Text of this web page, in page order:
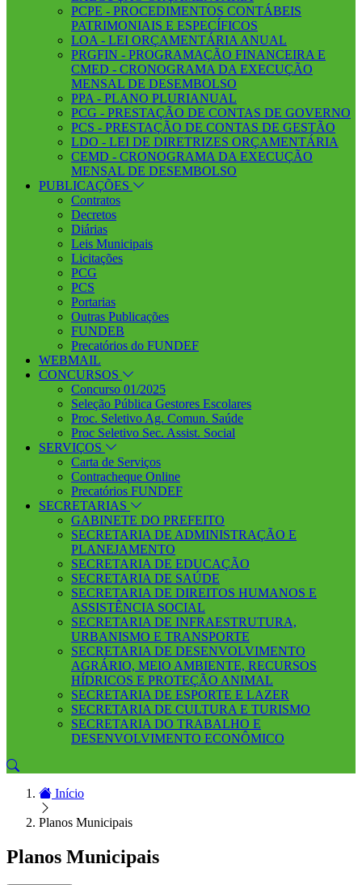
PCPE - PROCEDIMENTOS CONTÁBEIS
PATRIMONIAIS E ESPECÍFICOS
LOA - LEI ORÇAMENTÁRIA ANUAL
PRGFIN - PROGRAMAÇÃO FINANCEIRA E
CMED - CRONOGRAMA DA EXECUÇÃO
MENSAL DE DESEMBOLSO
PPA - PLANO PLURIANUAL
PCG - PRESTAÇÃO DE CONTAS DE GOVERNO
PCS - PRESTAÇÃO DE CONTAS DE GESTÃO
LDO - LEI DE DIRETRIZES ORÇAMENTÁRIA
CEMD - CRONOGRAMA DA EXECUÇÃO
MENSAL DE DESEMBOLSO
PUBLICAÇÕES
Contratos
Decretos
Diárias
Leis Municipais
Licitações
PCG
PCS
Portarias
Outras Publicações
FUNDEB
Precatórios do FUNDEF
WEBMAIL
CONCURSOS
Concurso 01/2025
Seleção Pública Gestores Escolares
Proc. Seletivo Ag. Comun. Saúde
Proc Seletivo Sec. Assist. Social
SERVIÇOS
Carta de Serviços
Contracheque Online
Precatórios FUNDEF
SECRETARIAS
GABINETE DO PREFEITO
SECRETARIA DE ADMINISTRAÇÃO E
PLANEJAMENTO
SECRETARIA DE EDUCAÇÃO
SECRETARIA DE SAÚDE
SECRETARIA DE DIREITOS HUMANOS E
ASSISTÊNCIA SOCIAL
SECRETARIA DE INFRAESTRUTURA,
URBANISMO E TRANSPORTE
SECRETARIA DE DESENVOLVIMENTO
AGRÁRIO, MEIO AMBIENTE, RECURSOS
HÍDRICOS E PROTEÇÃO ANIMAL
SECRETARIA DE ESPORTE E LAZER
SECRETARIA DE CULTURA E TURISMO
SECRETARIA DO TRABALHO E
DESENVOLVIMENTO ECONÔMICO
Início
Planos Municipais
Planos Municipais